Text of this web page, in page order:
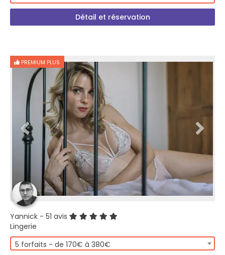
Détail et réservation
PREMIUM PLUS
Yannick - 51 avis
Lingerie
5 forfaits - de 170€ à 380€